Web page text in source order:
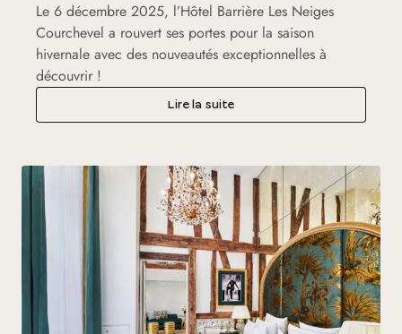
Le 6 décembre 2025, l’Hôtel Barrière Les Neiges
Courchevel a rouvert ses portes pour la saison
hivernale avec des nouveautés exceptionnelles à
découvrir !
Lire la suite